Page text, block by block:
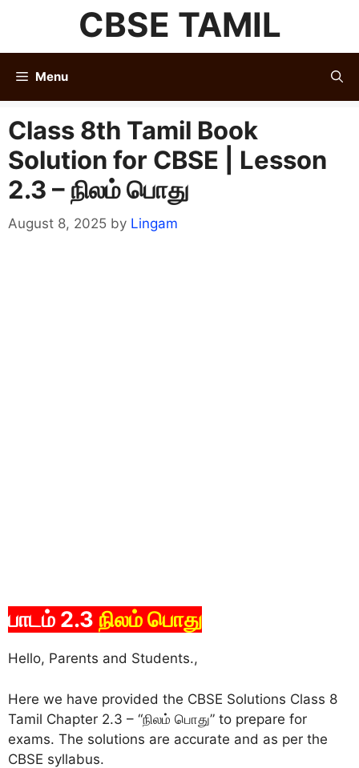
content
CBSE TAMIL
Menu
Class 8th Tamil Book
Solution for CBSE | Lesson
2.3 – நிலம் பொது
August 8, 2025 by Lingam
பாடம் 2.3 நிலம் பொது
Hello, Parents and Students.,
Here we have provided the CBSE Solutions Class 8
Tamil Chapter 2.3 – “நிலம் பொது” to prepare for
exams. The solutions are accurate and as per the
CBSE syllabus.